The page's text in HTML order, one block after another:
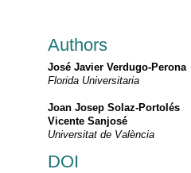
Authors
José Javier Verdugo-Perona
Florida Universitaria
Joan Josep Solaz-Portolés
Vicente Sanjosé
Universitat de València
DOI